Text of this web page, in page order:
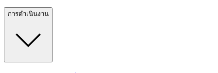
การดำเนินงาน